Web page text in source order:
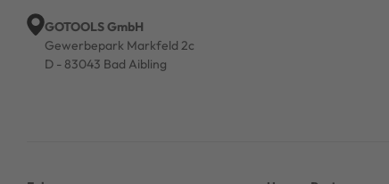
GOTOOLS GmbH
Gewerbepark Markfeld 2c
D - 83043 Bad Aibling